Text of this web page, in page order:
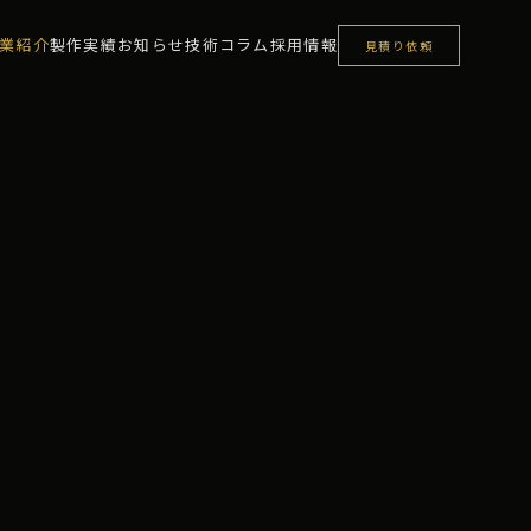
紹介製作実績お知らせ技術コラム採用情報 見積り依頼